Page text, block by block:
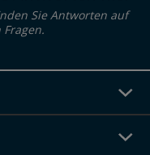
Sie Antworten auf